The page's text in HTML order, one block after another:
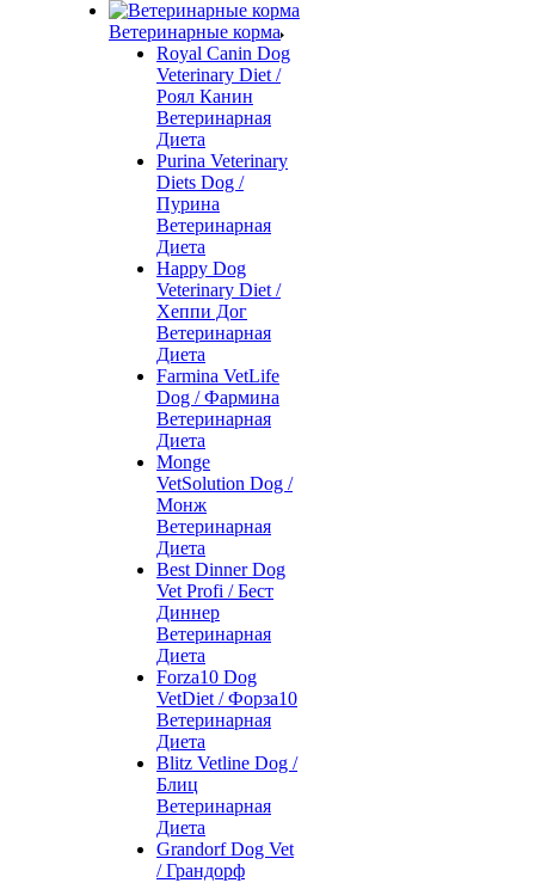
Ветеринарные корма
Royal Canin Dog
Veterinary Diet /
Роял Канин
Ветеринарная
Диета
Purina Veterinary
Diets Dog /
Пурина
Ветеринарная
Диета
Happy Dog
Veterinary Diet /
Хеппи Дог
Ветеринарная
Диета
Farmina VetLife
Dog / Фармина
Ветеринарная
Диета
Monge
VetSolution Dog /
Монж
Ветеринарная
Диета
Best Dinner Dog
Vet Profi / Бест
Диннер
Ветеринарная
Диета
Forza10 Dog
VetDiet / Форза10
Ветеринарная
Диета
Blitz Vetline Dog /
Блиц
Ветеринарная
Диета
Grandorf Dog Vet
/ Грандорф